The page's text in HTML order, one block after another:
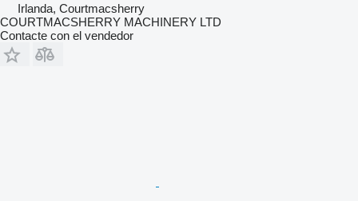
Irlanda, Courtmacsherry
COURTMACSHERRY MACHINERY LTD
Contacte con el vendedor